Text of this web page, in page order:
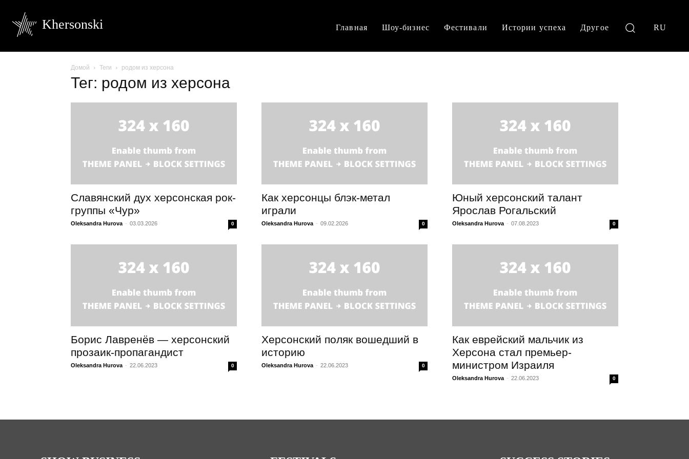
Khersonski Главная Шоу-бизнес Фестивали Истории успеха Другое RU
Домой Теги родом из херсона
Тег: родом из херсона
Славянский дух херсонская рок-
группы «Чур»
Oleksandra Hurova - 03.03.2026 0
Как херсонцы блэк-метал
играли
Oleksandra Hurova - 09.02.2026 0
Юный херсонский талант
Ярослав Рогальский
Oleksandra Hurova - 07.08.2023 0
Борис Лавренёв — херсонский
прозаик-пропагандист
Oleksandra Hurova - 22.06.2023 0
Херсонский поляк вошедший в
историю
Oleksandra Hurova - 22.06.2023 0
Как еврейский мальчик из
Херсона стал премьер-
министром Израиля
Oleksandra Hurova - 22.06.2023 0